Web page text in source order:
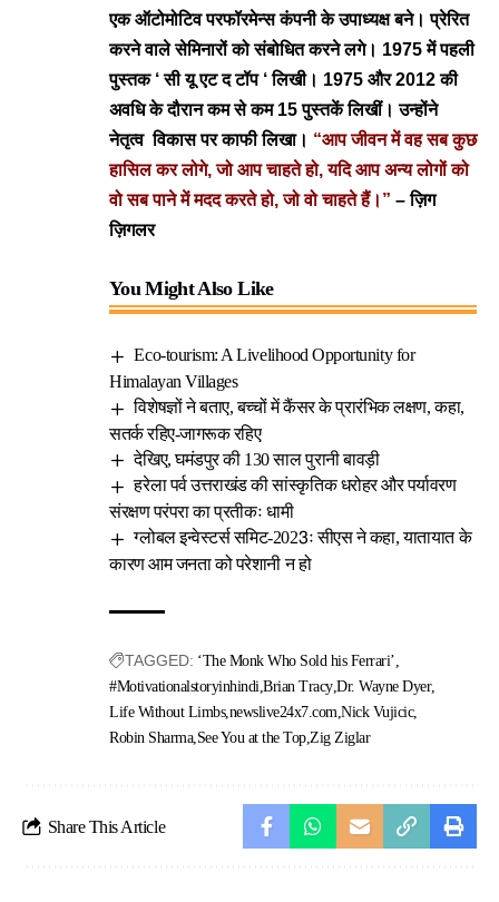
एक ऑटोमोटिव परफॉरमेन्स कंपनी के उपाध्यक्ष बने। प्रेरित
करने वाले सेमिनारों को संबोधित करने लगे। 1975 में पहली
पुस्तक ‘ सी यू एट द टॉप ‘ लिखी। 1975 और 2012 की
अवधि के दौरान कम से कम 15 पुस्तकें लिखीं। उन्होंने
नेतृत्व विकास पर काफी लिखा। “आप जीवन में वह सब कुछ
हासिल कर लोगे, जो आप चाहते हो, यदि आप अन्य लोगों को
वो सब पाने में मदद करते हो, जो वो चाहते हैं।” – ज़िग
ज़िगलर
You Might Also Like
Eco-tourism: A Livelihood Opportunity for
Himalayan Villages
विशेषज्ञों ने बताए, बच्चों में कैंसर के प्रारंभिक लक्षण, कहा,
सतर्क रहिए-जागरूक रहिए
देखिए, घमंडपुर की 130 साल पुरानी बावड़ी
हरेला पर्व उत्तराखंड की सांस्कृतिक धरोहर और पर्यावरण
संरक्षण परंपरा का प्रतीकः धामी
ग्लोबल इन्वेस्टर्स समिट-2023ः सीएस ने कहा, यातायात के
कारण आम जनता को परेशानी न हो
TAGGED: ‘The Monk Who Sold his Ferrari’
#Motivationalstoryinhindi Brian Tracy Dr. Wayne Dyer
Life Without Limbs newslive24x7.com Nick Vujicic
Robin Sharma See You at the Top Zig Ziglar
Share This Article